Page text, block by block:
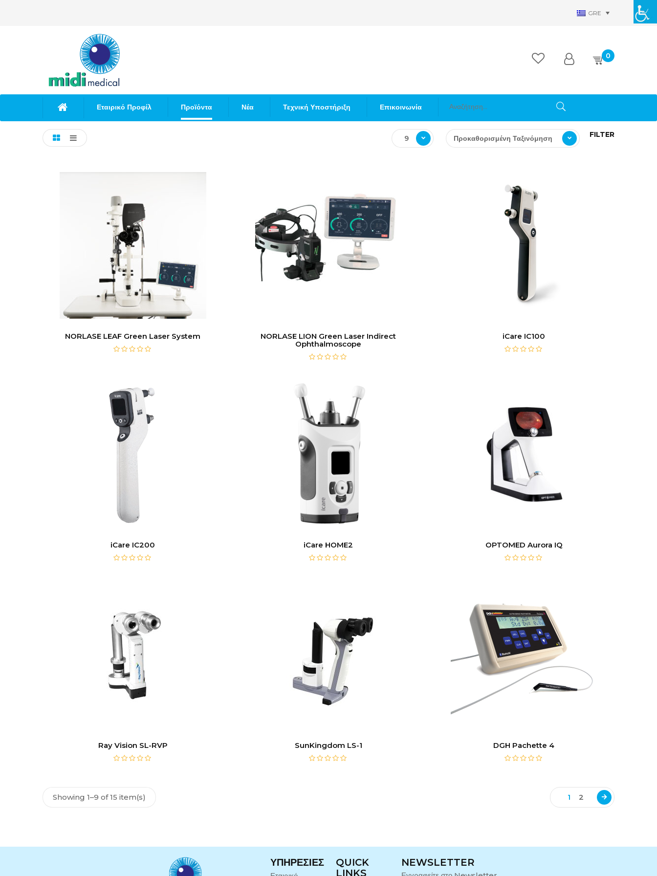
GRE
0
Εταιρικό Προφίλ Προϊόντα Νέα Τεχνική Υποστήριξη Επικοινωνία
FILTER
Προκαθορισμένη Ταξινόμηση
9
NORLASE LEAF Green Laser System
NORLASE LION Green Laser Indirect
Ophthalmoscope
iCare IC100
iCare IC200 iCare HOME2 OPTOMED Aurora IQ
Ray Vision SL-RVP SunKingdom LS-1 DGH Pachette 4
1 2
Showing 1–9 of 15 item(s)
ΥΠΗΡΕΣΊΕΣ
QUICK
LINKS
NEWSLETTER